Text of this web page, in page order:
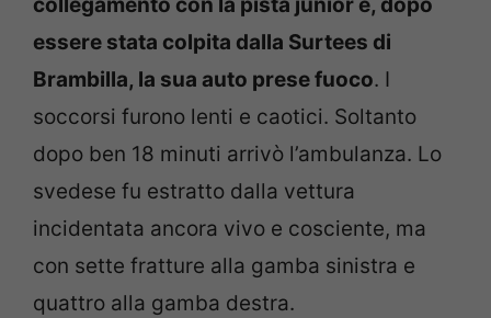
collegamento con la pista junior e, dopo
essere stata colpita dalla Surtees di
Brambilla, la sua auto prese fuoco. I
soccorsi furono lenti e caotici. Soltanto
dopo ben 18 minuti arrivò l’ambulanza. Lo
svedese fu estratto dalla vettura
incidentata ancora vivo e cosciente, ma
con sette fratture alla gamba sinistra e
quattro alla gamba destra.